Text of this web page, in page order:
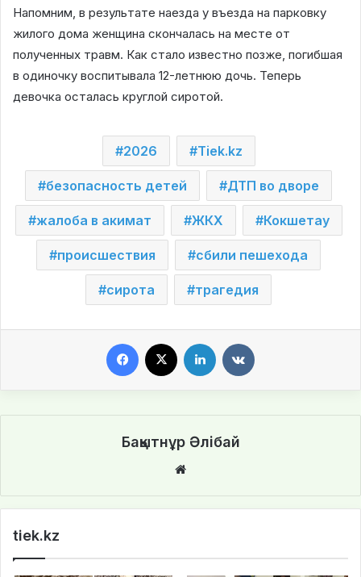
Напомним, в результате наезда у въезда на парковку
жилого дома женщина скончалась на месте от
полученных травм. Как стало известно позже, погибшая
в одиночку воспитывала 12-летнюю дочь. Теперь
девочка осталась круглой сиротой.
2026 Tiek.kz
безопасность детей ДТП во дворе
жалоба в акимат ЖКХ Кокшетау
происшествия сбили пешехода
сирота трагедия
Бақытнұр Әлібай
te
tiek.kz